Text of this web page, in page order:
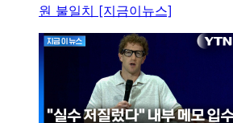
원 불일치 [지금이뉴스]